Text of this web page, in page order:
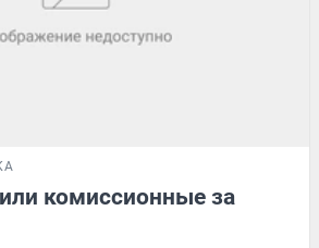
комиссионные за